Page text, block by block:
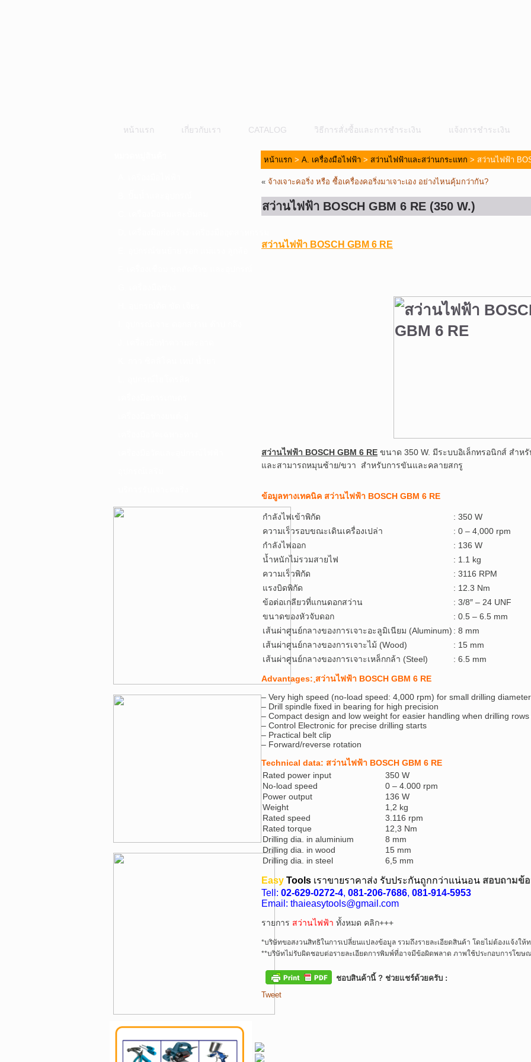
หน้าแรก เกี่ยวกับเรา CATALOG วิธีการสั่งซื้อและการชำระเงิน แจ้งการชำระเงิน
หน้าแรก > A. เครื่องมือไฟฟ้า > สว่านไฟฟ้าและสว่านกระแทก > สว่านไฟฟ้า
« จ้างเจาะคอริ่ง หรือ ซื้อเครื่องคอริ่งมาเจาะเอง อย่างไหนคุ้มกว่ากัน?
สว่านไฟฟ้า BOSCH GBM 6 RE (350 W.)
สว่านไฟฟ้า BOSCH GBM 6 RE
สว่านไฟฟ้า BOSCH GBM 6 RE ขนาด 350 W. มีระบบอิเล็กทรอนิกส์ สำห
และสามารถหมุนซ้าย/ขวา สำหรับการขันและคลายสกรู
ข้อมูลทางเทคนิค สว่านไฟฟ้า BOSCH GBM 6 RE
กำลังไฟเข้าพิกัด
: 350
ความเร็วรอบขณะเดินเครื่องเปล่า
: 0 – 4,000 rpm
กำลังไฟออก
: 136 W
น้ำหนักไม่รวมสายไฟ
: 1.1 kg
ความเร็วพิกัด
: 3116 RPM
แรงบิดพิกัด
: 12.3 Nm
ข้อต่อเกลียวที่แกนดอกสว่าน
: 3/8″ – 24 UNF
ขนาดของหัวจับดอก
: 0.5 – 6.5 mm
เส้นผ่าศูนย์กลางของการเจาะอะลูมิเนียม (Aluminum) : 8 mm
เส้นผ่าศูนย์กลางของการเจาะไม้ (Wood)
: 15 mm
เส้นผ่าศูนย์กลางของการเจาะเหล็กกล้า (Steel)
: 6.5 mm
Advantages: ฺสว่านไฟฟ้า BOSCH GBM 6 RE
– Very high speed (no-load speed: 4,000 rpm) for small drilling
– Drill spindle fixed in bearing for high precision
– Compact design and low weight for easier handling when drilling
– Control Electronic for precise drilling starts
– Practical belt clip
– Forward/reverse rotation
Technical data: สว่านไฟฟ้า BOSCH GBM 6 RE
Rated power input
350 W
No-load speed
0 – 4.000 rpm
Power output
136 W
Weight
1,2 kg
Rated speed
3.116 rpm
Rated torque
12,3 Nm
Drilling dia. in aluminium
8 mm
Drilling dia. in wood
15 mm
Drilling dia. in steel
6,5 mm
Easy Tools เราขายราคาส่ง รับประกันถูกกว่าแน่นอน สอบถามข้
Tell: 02-629-0272-4, 081-206-7686, 081-914-5953
Email: thaieasytools@gmail.com
รายการ สว่านไฟฟ้า ทั้งหมด คลิก+++
*บริษัทขอสงวนสิทธิในการเปลี่ยนแปลงข้อมูล รวมถึงรายละเอียดสินค้า โดยไม่ต้องแจ้งให้
**บริษัทไม่รับผิดชอบต่อรายละเอียดการพิมพ์ที่อาจมีข้อผิดพลาด ภาพใช้ประกอบการโฆษ
ชอบสินค้านี้ ? ช่วยแชร์ด้วยครับ :
Tweet